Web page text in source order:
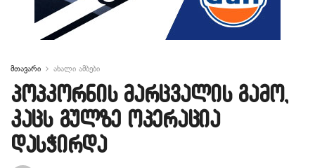
მთავარი ახალი ამბები
პოპკორნის მარცვალის გამო,
კაცს გულზე ოპერაცია
დასჭირდა